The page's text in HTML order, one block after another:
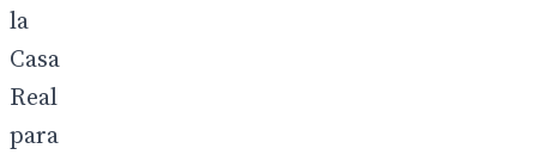
la
Casa
Real
para